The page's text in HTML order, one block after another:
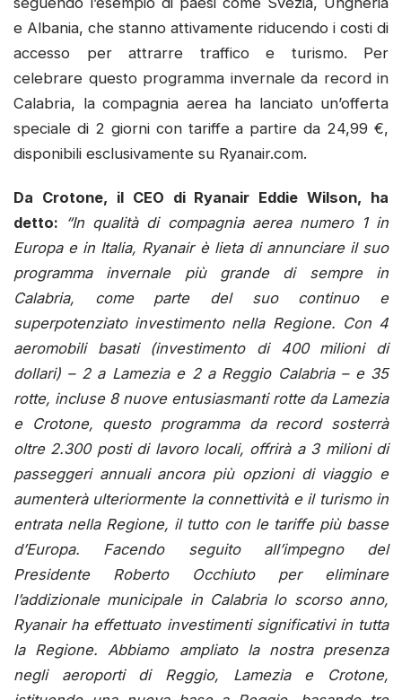
e Albania, che stanno attivamente riducendo i costi di
accesso per attrarre traffico e turismo. Per
celebrare questo programma invernale da record in
Calabria, la compagnia aerea ha lanciato un’offerta
speciale di 2 giorni con tariffe a partire da 24,99 €,
disponibili esclusivamente su Ryanair.com.
Da Crotone, il CEO di Ryanair Eddie Wilson, ha
detto: “In qualità di compagnia aerea numero 1 in
Europa e in Italia, Ryanair è lieta di annunciare il suo
programma invernale più grande di sempre in
Calabria, come parte del suo continuo e
superpotenziato investimento nella Regione. Con 4
aeromobili basati (investimento di 400 milioni di
dollari) – 2 a Lamezia e 2 a Reggio Calabria – e 35
rotte, incluse 8 nuove entusiasmanti rotte da Lamezia
e Crotone, questo programma da record sosterrà
oltre 2.300 posti di lavoro locali, offrirà a 3 milioni di
passeggeri annuali ancora più opzioni di viaggio e
aumenterà ulteriormente la connettività e il turismo in
entrata nella Regione, il tutto con le tariffe più basse
d’Europa. Facendo seguito all’impegno del
Presidente Roberto Occhiuto per eliminare
l’addizionale municipale in Calabria lo scorso anno,
Ryanair ha effettuato investimenti significativi in tutta
la Regione. Abbiamo ampliato la nostra presenza
negli aeroporti di Reggio, Lamezia e Crotone,